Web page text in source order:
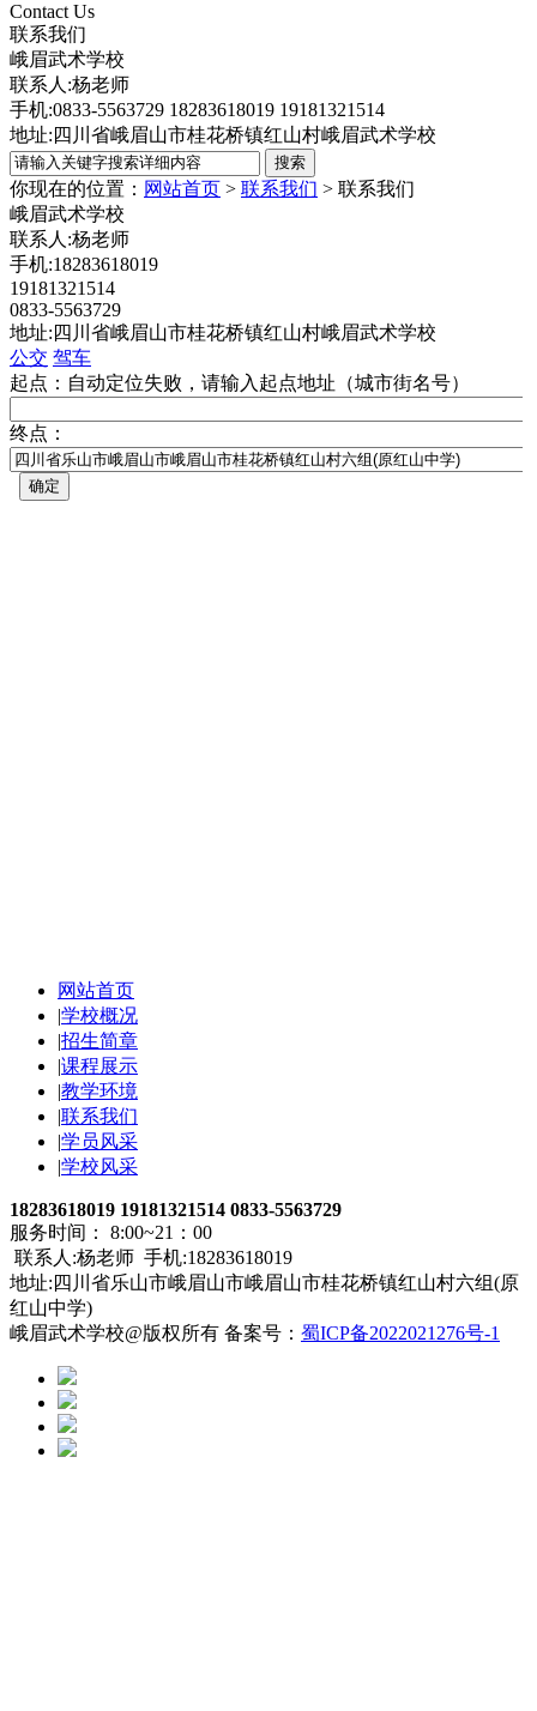
Contact Us
联系我们
峨眉武术学校
联系人:杨老师
手机:0833-5563729 18283618019 19181321514
地址:四川省峨眉山市桂花桥镇红山村峨眉武术学校
你现在的位置： 网站首页 > 联系我们 > 联系我们
峨眉武术学校
联系人:杨老师
手机:18283618019
19181321514
0833-5563729
地址:四川省峨眉山市桂花桥镇红山村峨眉武术学校
网站首页
|学校概况
|招生简章
|课程展示
|教学环境
|联系我们
|学员风采
|学校风采
18283618019 19181321514 0833-5563729
服务时间： 8:00~21：00
联系人:杨老师 手机:18283618019
地址:四川省乐山市峨眉山市峨眉山市桂花桥镇红山村六组(原
红山中学)
峨眉武术学校@版权所有 备案号： 蜀ICP备2022021276号-1